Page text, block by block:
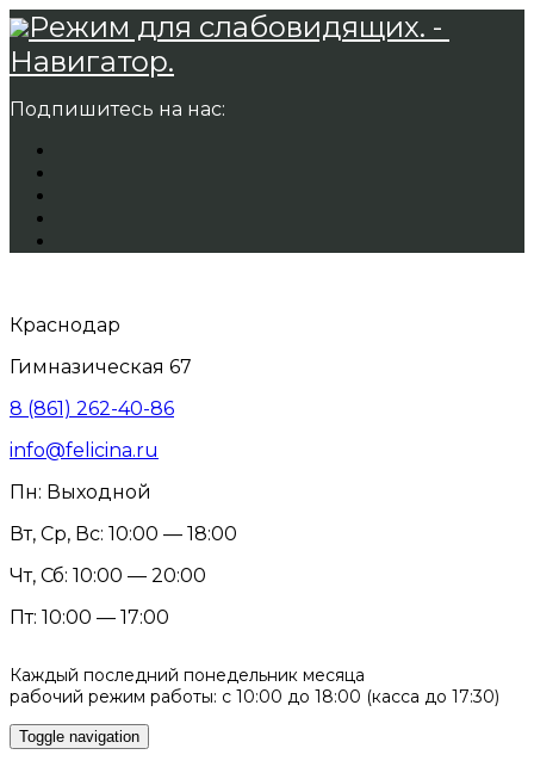
Режим для слабовидящих. -
Навигатор.
Подпишитесь на нас:
Краснодар
Гимназическая 67
8 (861) 262-40-86
info@felicina.ru
Пн: Выходной
Вт, Ср, Вс: 10:00 — 18:00
Чт, Сб: 10:00 — 20:00
Пт: 10:00 — 17:00
Каждый последний понедельник месяца
рабочий режим работы: с 10:00 до 18:00 (касса до 17:30)
Toggle navigation